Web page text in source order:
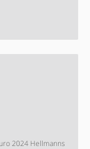
2024 Hellmanns